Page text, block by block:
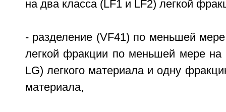
на два класса (LF1 и LF2) легкой
- разделение (VF41) по меньшей
легкой фракции по меньшей мере
LG) легкого материала и одну
материала,